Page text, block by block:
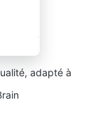
adapté à